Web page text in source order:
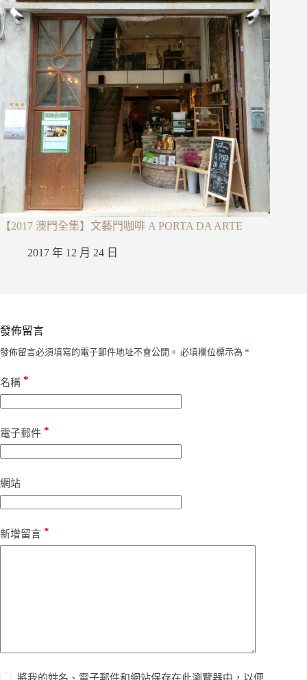
【2017 澳門全集】文藝門咖啡 A PORTA DA ARTE
2017 年 12 月 24 日
發佈留言
發佈留言必須填寫的電子郵件地址不會公開。 必填欄位標示為 *
名稱 *
電子郵件 *
網站
新增留言 *